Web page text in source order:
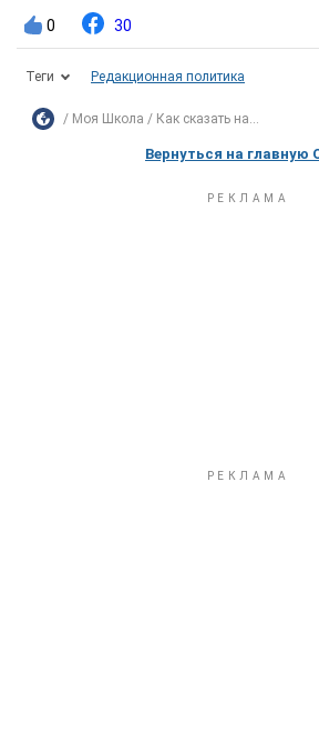
0 30
Теги Редакционная политика
Моя Школа Как сказать на...
Вернуться на главную